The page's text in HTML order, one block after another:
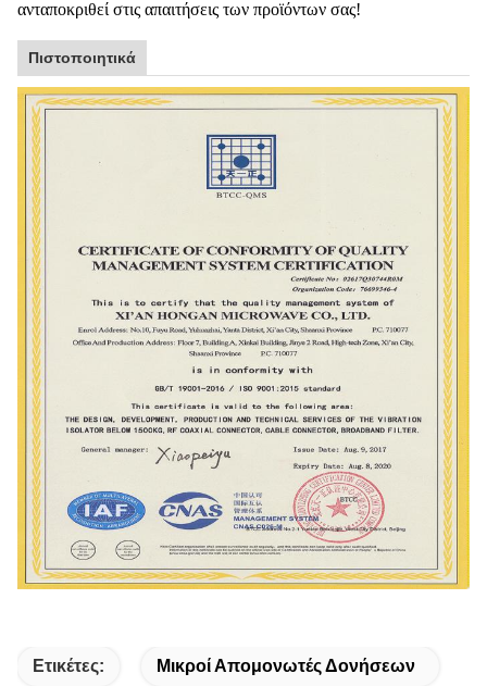
ανταποκριθεί στις απαιτήσεις των προϊόντων σας!
Πιστοποιητικά
Ετικέτες: Μικροί Απομονωτές Δονήσεων